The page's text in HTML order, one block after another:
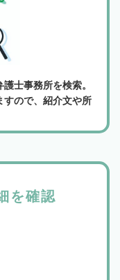
士事務所を検索。
すので、紹介文や所
を確認